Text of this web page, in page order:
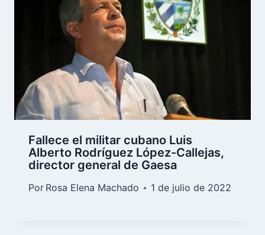
Fallece el militar cubano Luis
Alberto Rodríguez López-Callejas,
director general de Gaesa
Por Rosa Elena Machado 1 de julio de 2022